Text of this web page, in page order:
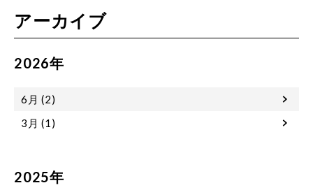
アーカイブ
2026年
6月 (2)
3月 (1)
2025年